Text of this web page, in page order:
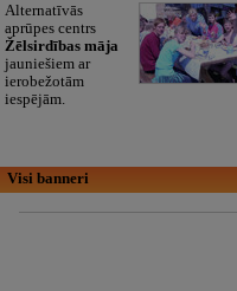
Alternatīvās
aprūpes centrs
Žēlsirdības māja
jauniešiem ar
ierobežotām
iespējām.
Visi banneri